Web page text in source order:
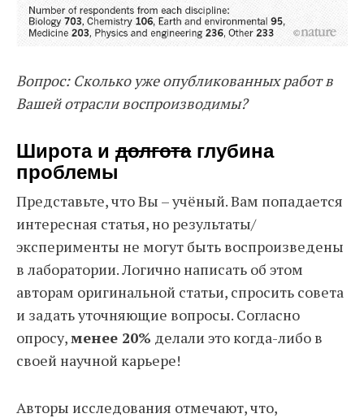
Вопрос: Сколько уже опубликованных работ в
Вашей отрасли воспроизводимы?
Широта и долготаглубина
проблемы
Представьте, что Вы – учёный. Вам попадается
интересная статья, но результаты/
эксперименты не могут быть воспроизведены
в лаборатории. Логично написать об этом
авторам оригинальной статьи, спросить совета
и задать уточняющие вопросы. Согласно
опросу,менее 20% делали это когда-либо в
своей научной карьере!
Авторы исследования отмечают, что,